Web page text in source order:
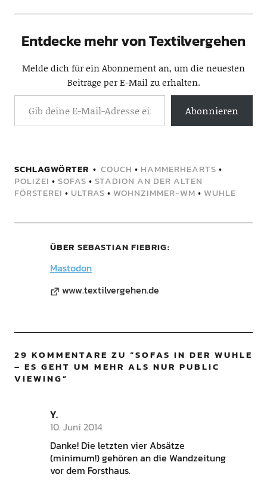
Entdecke mehr von Textilvergehen
Melde dich für ein Abonnement an, um die neuesten
Beiträge per E-Mail zu erhalten.
Abonnieren
SCHLAGWÖRTER COUCH • HAMMERHEARTS •
POLIZEI • SOFAS • STADION AN DER ALTEN
FÖRSTEREI • ULTRAS • WOHNZIMMER-WM • WUHLE
ÜBER SEBASTIAN FIEBRIG
Mastodon
www.textilvergehen.de
29 KOMMENTARE ZU “SOFAS IN DER WUHLE
– ES GEHT UM MEHR ALS NUR PUBLIC
VIEWING”
Y.
10. Juni 2014
Danke! Die letzten vier Absätze
(minimum!) gehören an die Wandzeitung
vor dem Forsthaus.